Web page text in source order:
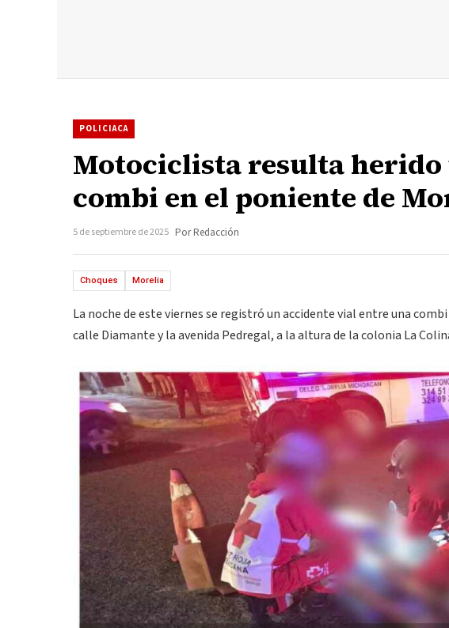
POLICIACA
Motociclista resulta herido
combi en el poniente de
5 de septiembre de 2025 Por Redacción
Choques Morelia
La noche de este viernes se registró un accidente vial entre una
calle Diamante y la avenida Pedregal, a la altura de la colonia La